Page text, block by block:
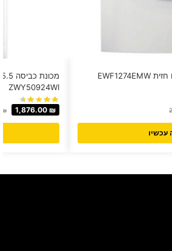
מכונת כביסה 7 ק"ג פתח חזית EWF1274EMW
עכשיו
ZWY50924WI
₪ 1,876.00 ₪